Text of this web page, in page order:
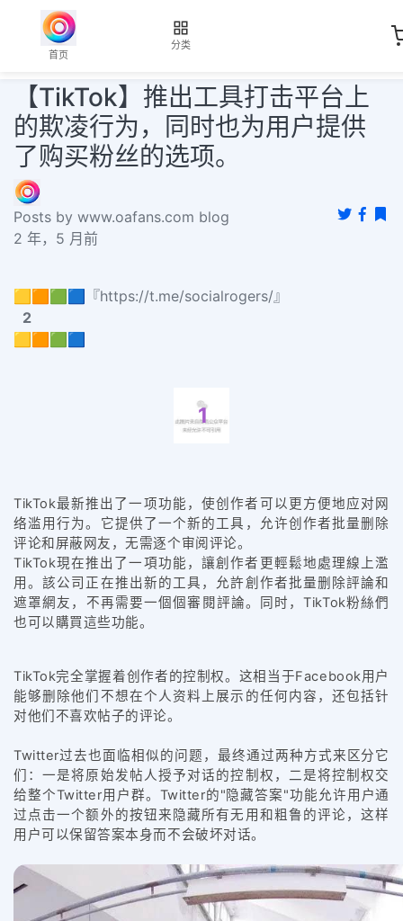
首页
分类
【TikTok】推出工具打击平台上
的欺凌行为，同时也为用户提供
了购买粉丝的选项。
Posts by www.oafans.com blog
2 年，5 月前
🟨🟧🟩🟦『https://t.me/socialrogers/』
2
🟨🟧🟩🟦
1
TikTok最新推出了一项功能，使创作者可以更方便地应对网
络滥用行为。它提供了一个新的工具，允许创作者批量删除
评论和屏蔽网友，无需逐个审阅评论。
TikTok現在推出了一項功能，讓創作者更輕鬆地處理線上濫
用。該公司正在推出新的工具，允許創作者批量删除評論和
遮罩網友，不再需要一個個審閱評論。同时，TikTok粉絲們
也可以購買這些功能。
TikTok完全掌握着创作者的控制权。这相当于Facebook用户
能够删除他们不想在个人资料上展示的任何内容，还包括针
对他们不喜欢帖子的评论。
Twitter过去也面临相似的问题，最终通过两种方式来区分它
们：一是将原始发帖人授予对话的控制权，二是将控制权交
给整个Twitter用户群。Twitter的"隐藏答案"功能允许用户通
过点击一个额外的按钮来隐藏所有无用和粗鲁的评论，这样
用户可以保留答案本身而不会破坏对话。